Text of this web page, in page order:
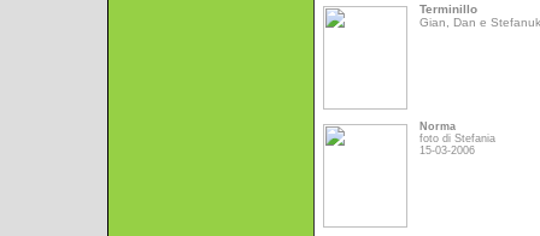
Terminillo
Gian, Dan e Stefanuk
Norma
foto di Stefania
15-03-2006